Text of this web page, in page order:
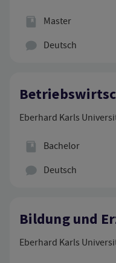
Abschluss
Master
Deutsch
Eberhard Karls
Abschluss
Bachelor
Deutsch
Bildung und
Eberhard Karls